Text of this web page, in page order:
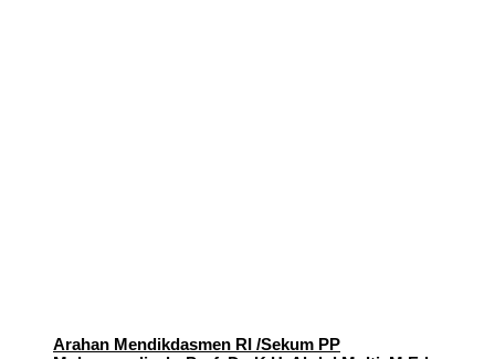
Arahan Mendikdasmen RI /Sekum PP